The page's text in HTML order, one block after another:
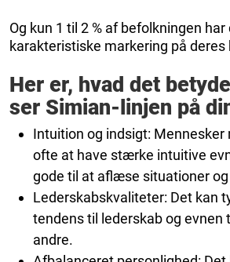
Og kun 1 til 2 % af befolkningen har
karakteristiske markering på deres
Her er, hvad det
ser Simian-linjen på
Intuition og indsigt:
ofte at have stærke intuitive
gode til at aflæse situationer
Lederskabskvaliteter: Det kan
tendens til lederskab og evnen
andre.